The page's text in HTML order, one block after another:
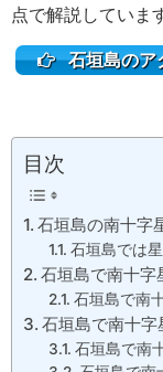
点で解説していま
石垣島のア
目次
石垣島の南十字
石垣島では
石垣島で南十字
石垣島で南
石垣島で南十字
石垣島で南